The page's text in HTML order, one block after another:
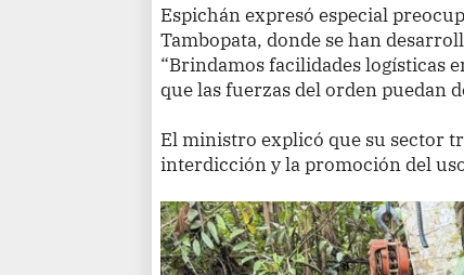
Espichán expresó especial
Tambopata, donde se han
“Brindamos facilidades logísticas
que las fuerzas del orden puedan
El ministro explicó que su sector
interdicción y la promoción del